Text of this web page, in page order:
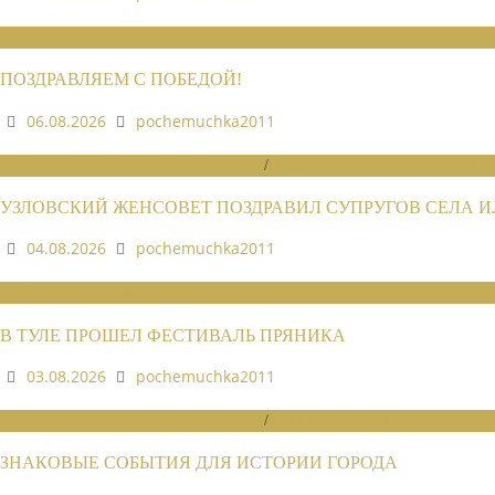
ПОЗДРАВЛЯЕМ С ПОБЕДОЙ!
06.08.2026
pochemuchka2011
/
УЗЛОВСКИЙ ЖЕНСОВЕТ ПОЗДРАВИЛ СУПРУГОВ СЕЛА
04.08.2026
pochemuchka2011
В ТУЛЕ ПРОШЕЛ ФЕСТИВАЛЬ ПРЯНИКА
03.08.2026
pochemuchka2011
/
ЗНАКОВЫЕ СОБЫТИЯ ДЛЯ ИСТОРИИ ГОРОДА